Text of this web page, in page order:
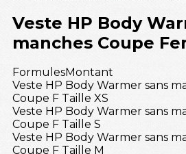
Veste HP Body
manches Coupe
FormulesMontant
Veste HP Body Warmer sans
Coupe F Taille XS
Veste HP Body Warmer sans
Coupe F Taille S
Veste HP Body Warmer sans
Coupe F Taille M